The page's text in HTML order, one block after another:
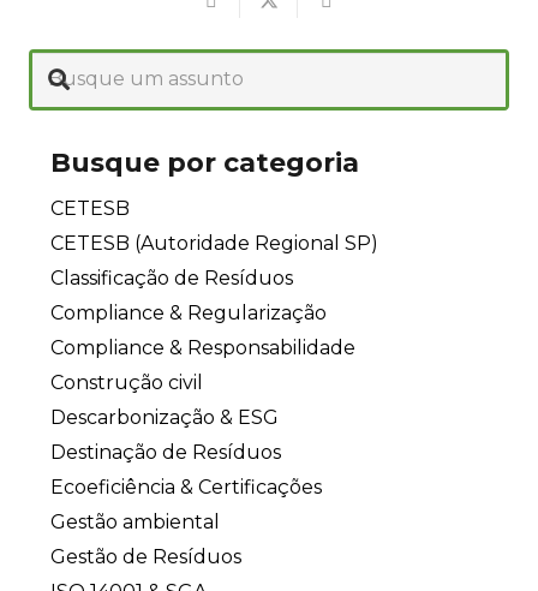
Busque por categoria
CETESB
CETESB (Autoridade Regional SP)
Classificação de Resíduos
Compliance & Regularização
Compliance & Responsabilidade
Construção civil
Descarbonização & ESG
Destinação de Resíduos
Ecoeficiência & Certificações
Gestão ambiental
Gestão de Resíduos